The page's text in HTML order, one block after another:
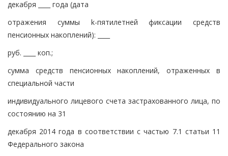
декабря ____ года (дата
отражения суммы k-пятилетней фиксации средств
пенсионных накоплений): ____
руб. ____ коп.;
сумма средств пенсионных накоплений, отраженных в
специальной части
индивидуального лицевого счета застрахованного лица, по
состоянию на 31
декабря 2014 года в соответствии с частью 7.1 статьи 11
Федерального закона